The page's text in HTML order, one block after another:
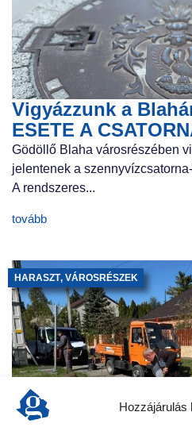
Hozzájárulás
Vigyázzunk a
ESETE A
Gödöllő Blaha városrészében
jelentenek a
A rendszeres...
tovább
HARASZT, VÁROSRÉSZEK